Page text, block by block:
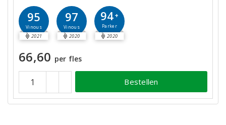
95
Vinous
2021
97
Vinous
2020
94+
Parker
2020
66,60 per fles
Bestellen